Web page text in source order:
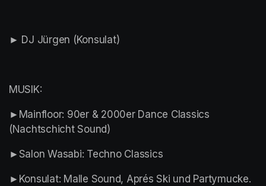
► DJ Jürgen (Konsulat)
MUSIK:
►Mainfloor: 90er & 2000er Dance Classics
(Nachtschicht Sound)
►Salon Wasabi: Techno Classics
►Konsulat: Malle Sound, Aprés Ski und Partymucke.